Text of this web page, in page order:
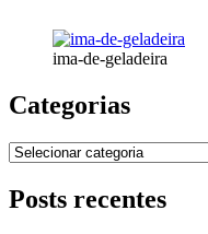
ima-de-geladeira
Categorias
Categorias
Posts recentes